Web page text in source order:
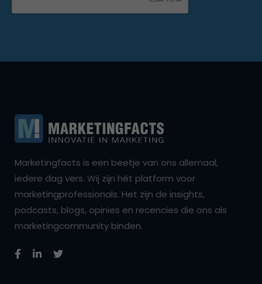
Marketingfacts is een beetje van ons allemaal,
iedere dag vers. Wij zijn hét platform voor
marketingprofessionals. Het zijn de insights,
podcasts, blogs, opinies en recencies die ons als
marketingcommunity binden.